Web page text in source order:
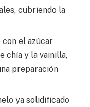
cubriendo la
el azúcar
chía y la vainilla,
preparación
ya solidificado